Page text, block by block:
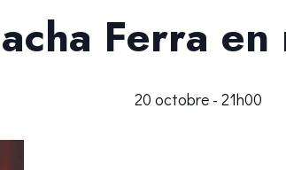
Ferra
20 octobre - 21h00